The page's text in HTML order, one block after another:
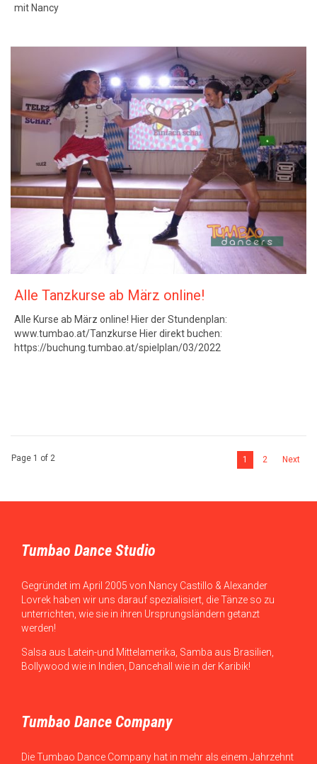
mit Nancy
Alle Tanzkurse ab März online!
Alle Kurse ab März online! Hier der Stundenplan:
www.tumbao.at/Tanzkurse Hier direkt buchen:
https://buchung.tumbao.at/spielplan/03/2022
Page 1 of 2 1 2 Next
Tumbao Dance Studio
Gegründet im April 2005 von Nancy Castillo & Alexander
Lovrek haben wir uns darauf spezialisiert, die Tänze so zu
unterrichten, wie sie in ihren Ursprungsländern getanzt
werden!
Salsa aus Latein-und Mittelamerika, Samba aus Brasilien,
Bollywood wie in Indien, Dancehall wie in der Karibik!
Tumbao Dance Company
Die Tumbao Dance Company hat in mehr als einem Jahrzehnt